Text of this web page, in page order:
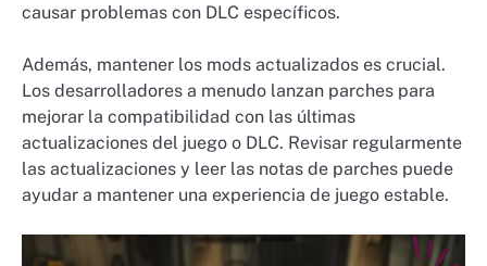
causar problemas con DLC específicos.
Además, mantener los mods actualizados es crucial.
Los desarrolladores a menudo lanzan parches para
mejorar la compatibilidad con las últimas
actualizaciones del juego o DLC. Revisar regularmente
las actualizaciones y leer las notas de parches puede
ayudar a mantener una experiencia de juego estable.